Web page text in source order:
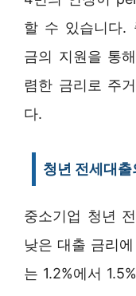
할 수 있습니다.
금의 지원을 통
렴한 금리로 주
다.
청년 전세대출
중소기업 청년
낮은 대출 금리
는 1.2%에서